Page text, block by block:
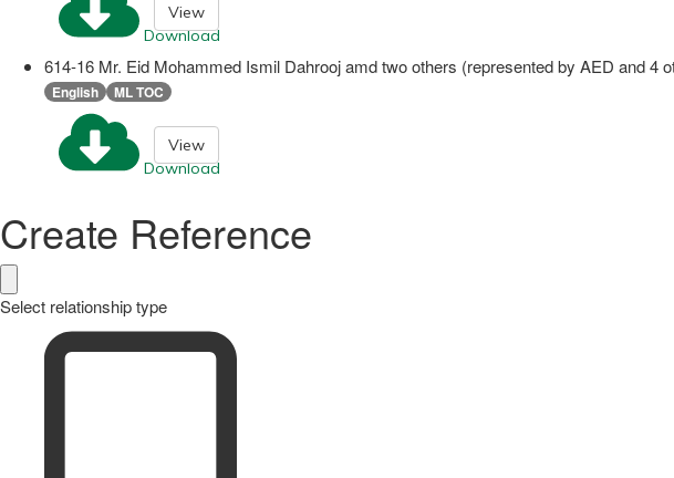
Download
View
614-16 Mr. Eid Mohammed Ismil Dahrooj amd two others (represented by AED and 4
English ML TOC
Download
View
Create Reference
Select relationship type